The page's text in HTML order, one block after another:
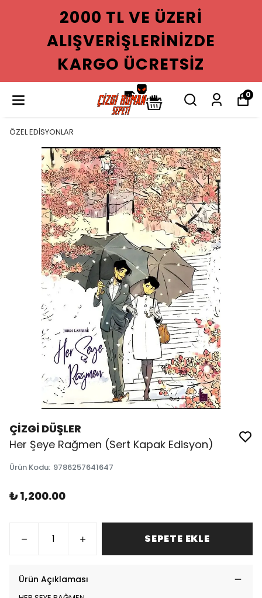
2000 TL VE ÜZERI
ALIŞVERIŞLERINIZDE
KARGO ÜCRETSIZ
0
ÖZEL EDİSYONLAR
ÇİZGİ DÜŞLER
Her Şeye Rağmen (Sert Kapak Edisyon)
Ürün Kodu: 9786257641647
₺ 1,200.00
SEPETE EKLE
Ürün Açıklaması